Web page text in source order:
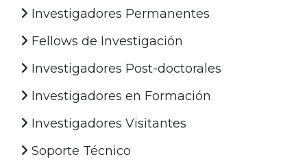
Investigadores Permanentes
Fellows de Investigación
Investigadores Post-doctorales
Investigadores en Formación
Investigadores Visitantes
Soporte Técnico